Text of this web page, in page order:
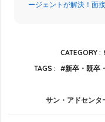
ージェントが解決！面
CATEGORY :
TAGS :
新卒・既卒
サン・アドセンタ